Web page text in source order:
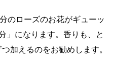
のローズのお花がギューッ
」になります。香りも、と
加えるのをお勧めします。